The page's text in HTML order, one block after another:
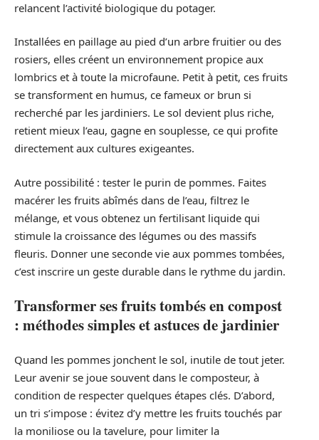
relancent l’activité biologique du potager.
Installées en paillage au pied d’un arbre fruitier ou des
rosiers, elles créent un environnement propice aux
lombrics et à toute la microfaune. Petit à petit, ces fruits
se transforment en humus, ce fameux or brun si
recherché par les jardiniers. Le sol devient plus riche,
retient mieux l’eau, gagne en souplesse, ce qui profite
directement aux cultures exigeantes.
Autre possibilité : tester le purin de pommes. Faites
macérer les fruits abîmés dans de l’eau, filtrez le
mélange, et vous obtenez un fertilisant liquide qui
stimule la croissance des légumes ou des massifs
fleuris. Donner une seconde vie aux pommes tombées,
c’est inscrire un geste durable dans le rythme du jardin.
Transformer ses fruits tombés en compost
: méthodes simples et astuces de jardinier
Quand les pommes jonchent le sol, inutile de tout jeter.
Leur avenir se joue souvent dans le composteur, à
condition de respecter quelques étapes clés. D’abord,
un tri s’impose : évitez d’y mettre les fruits touchés par
la moniliose ou la tavelure, pour limiter la